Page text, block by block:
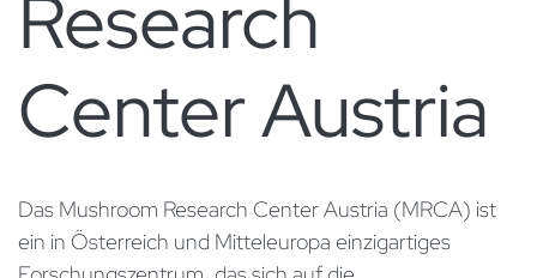
Research
Center Austria
​Das Mushroom Research Center Austria (MRCA) ist
ein in Österreich und Mitteleuropa einzigartiges